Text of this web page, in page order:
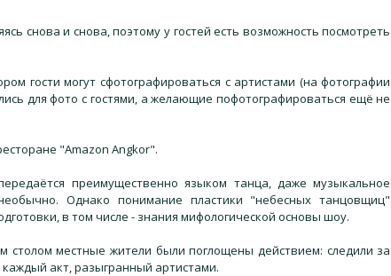
снова и снова, поэтому у гостей есть возможность посмотреть
гости могут сфотографироваться с артистами (на фотографии
для фото с гостями, а желающие пофотографироваться ещё не
"Amazon Angkor".
преимущественно языком танца, даже музыкальное
Однако понимание пластики "небесных танцовщиц"
в том числе - знания мифологической основы шоу.
местные жители были поглощены действием: следили за
акт, разыгранный артистами.